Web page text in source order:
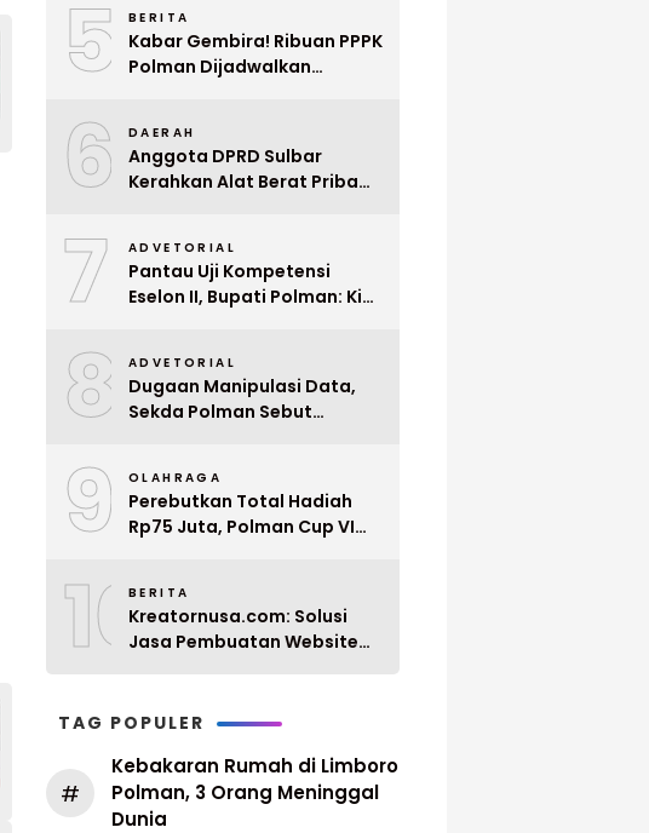
Pelaku
5 BERITA
Kabar Gembira! Ribuan PPPK
Polman Dijadwalkan
6 DAERAH
Anggota DPRD Sulbar
Kerahkan Alat Berat Pribadi
7 ADVETORIAL
Pantau Uji Kompetensi
Eselon II, Bupati Polman: Kita
8 ADVETORIAL
Dugaan Manipulasi Data,
Sekda Polman Sebut
Ditunda
9 OLAHRAGA
Perebutkan Total Hadiah
Rp75 Juta, Polman Cup VI
10BERITA
Kreatornusa.com: Solusi
Jasa Pembuatan Website
TAG POPULER
#
Kebakaran Rumah di Limboro
Polman, 3 Orang Meninggal
Dunia